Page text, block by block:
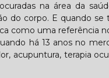
na área da
do corpo. E quando
como uma referência
há 13 anos no
acupuntura, terapia